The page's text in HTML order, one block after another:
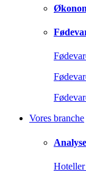
Vores branche